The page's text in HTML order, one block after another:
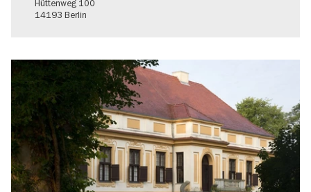
Hüttenweg 100
14193 Berlin